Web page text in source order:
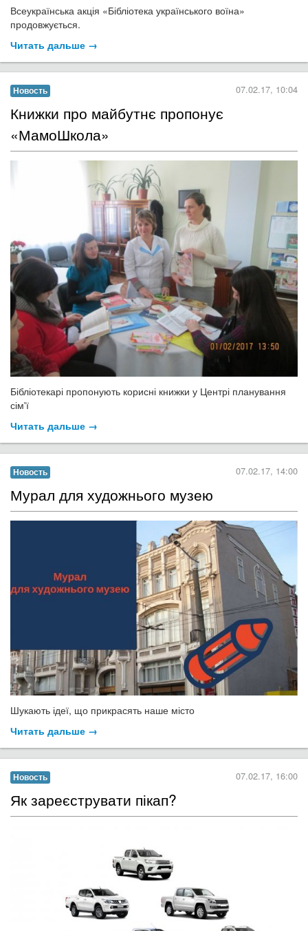
Всеукраїнська акція «Бібліотека українського воїна»
продовжується.
Читать дальше →
Новость 07.02.17, 10:04
Книжки про майбутнє пропонує
«МамоШкола»
Бібліотекарі пропонують корисні книжки у Центрі планування
сім'ї
Читать дальше →
Новость 07.02.17, 14:00
Мурал для художнього музею
Шукають ідеї, що прикрасять наше місто
Читать дальше →
Новость 07.02.17, 16:00
​Як зареєструвати пікап?